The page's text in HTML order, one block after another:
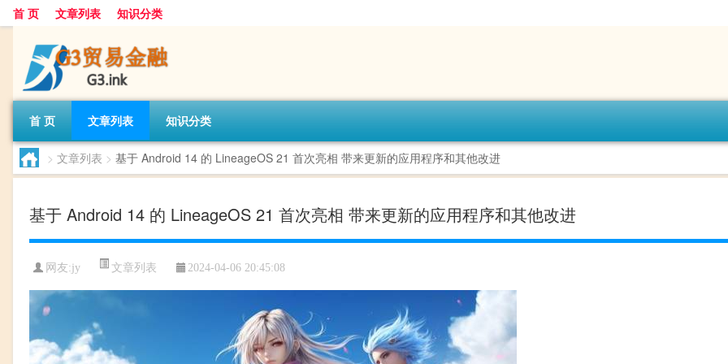
首 页 文章列表 知识分类
首 页 文章列表 知识分类
> 文章列表 > 基于 Android 14 的 LineageOS 21 首次亮相 带来更新的应用程序和其他改进
基于 Android 14 的 LineageOS 21 首次亮相 带来更新的应用程序和其他改进
网友:jy 文章列表 2024-04-06 20:45:08